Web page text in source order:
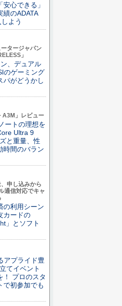
心できる」
績のADATA
よう
タージャパン
」
、デュアル
のゲーミング
パがどうかし
A3M」レビュー
ートの理想を
Ultra 9
と重量、性
時間のバラン
申し込みから
通信対応でキャ
の利用シーン
カードの
」とソフト
アプライド豊
てイベント
！ プロのスタ
で初参加でも